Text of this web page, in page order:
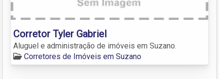
Corretor Tyler Gabriel
Aluguel e administração de imóveis em Suzano.
Corretores de Imóveis em Suzano